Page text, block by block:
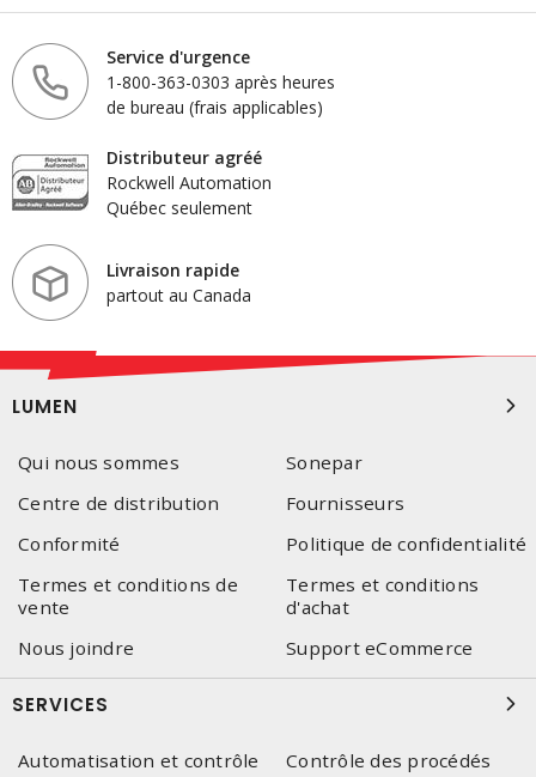
Service d'urgence
1-800-363-0303 après heures
de bureau (frais applicables)
Distributeur agréé
Rockwell Automation
Québec seulement
Livraison rapide
partout au Canada
LUMEN
Qui nous sommes
Sonepar
Centre de distribution
Fournisseurs
Conformité
Politique de confidentialité
Termes et conditions de
vente
Termes et conditions
d'achat
Nous joindre
Support eCommerce
SERVICES
Automatisation et contrôle
Contrôle des procédés